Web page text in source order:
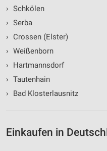
› Schkölen
› Serba
›
Crossen (Elster)
› Weißenborn
›
Hartmannsdorf
› Tautenhain
›
Bad Klosterlausnitz
Einkaufen in